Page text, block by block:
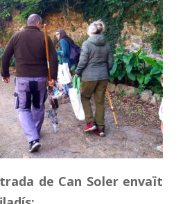
de Can Soler envaït